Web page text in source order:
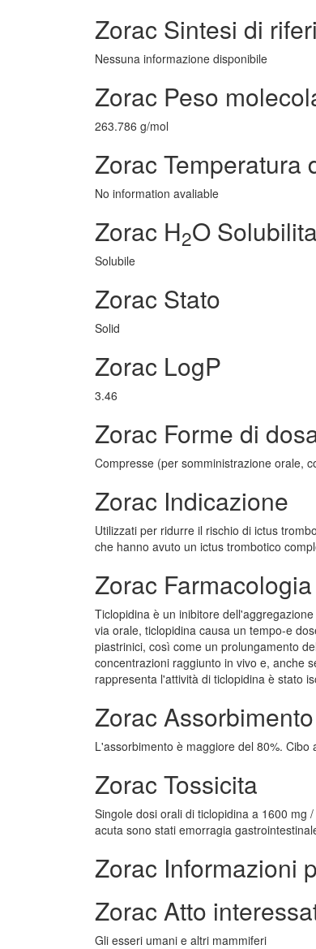
Zorac Sintesi di
Nessuna informazione disponibile
Zorac Peso
263.786 g/mol
Zorac Temperatura
No information avaliable
Zorac H2O Solubilita
Solubile
Zorac Stato
Solid
Zorac LogP
3.46
Zorac Forme di
Compresse (per somministrazione orale,
Zorac Indicazione
Utilizzati per ridurre il rischio di ictus
che hanno avuto un ictus trombotico
Zorac Farmacologia
Ticlopidina è un inibitore
via orale, ticlopidina causa un tempo-e
piastrinici, così come un prolungamento
concentrazioni raggiunto in vivo e, anche
rappresenta l'attività di ticlopidina è stato
Zorac Assorbimento
L'assorbimento è maggiore del 80%. Cibo
Zorac Tossicita
Singole dosi orali di ticlopidina a 1600 mg
acuta sono stati emorragia
Zorac Informazioni
Zorac Atto
Gli esseri umani e altri mammiferi